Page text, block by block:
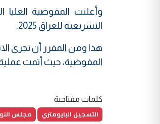
التشريعية للعراق 2025.
المفوضية، حيث أتمت عملية
كلمات مفتاحية
التسجيل البايومتري مجلس